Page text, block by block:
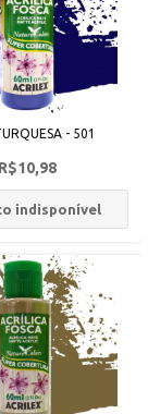
- 501
R$10,98
indisponível